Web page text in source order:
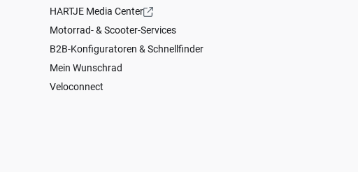
HARTJE Media Center
Motorrad- & Scooter-Services
B2B-Konfiguratoren & Schnellfinder
Mein Wunschrad
Veloconnect